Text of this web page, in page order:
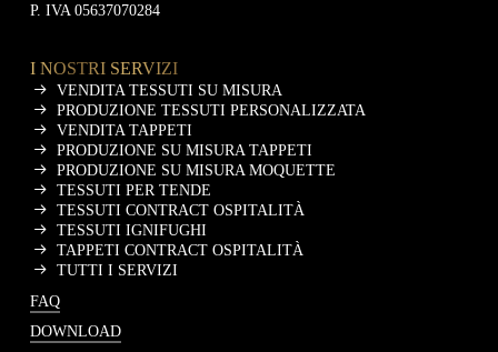
P. IVA 05637070284
I NOSTRI SERVIZI
VENDITA TESSUTI SU MISURA
PRODUZIONE TESSUTI PERSONALIZZATA
VENDITA TAPPETI
PRODUZIONE SU MISURA TAPPETI
PRODUZIONE SU MISURA MOQUETTE
TESSUTI PER TENDE
TESSUTI CONTRACT OSPITALITÀ
TESSUTI IGNIFUGHI
TAPPETI CONTRACT OSPITALITÀ
TUTTI I SERVIZI
FAQ
DOWNLOAD